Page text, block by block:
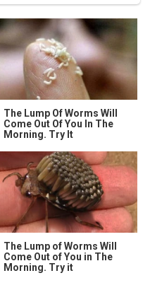
The Lump Of Worms Will
Come Out Of You In The
Morning. Try It
The Lump of Worms Will
Come Out of You in The
Morning. Try it